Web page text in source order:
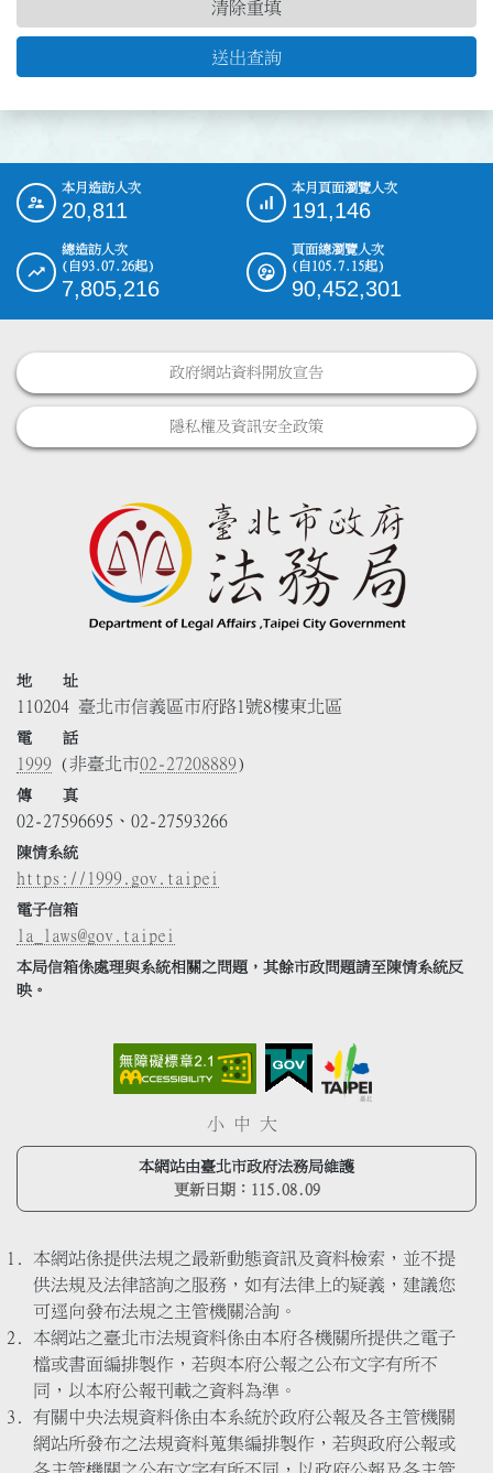
送出查詢
清除重填
::: 本月造訪人次
20,811
本月頁面瀏覽人次
191,146
總造訪人次
(自93.07.26起)
7,805,216
頁面總瀏覽人次
(自105.7.15起)
90,452,301
政府網站資料開放宣告
隱私權及資訊安全政策
地 址
110204 臺北市信義區市府路1號8樓東北區
電 話
1999 (非臺北市02-27208889)
傳 真
02-27596695、02-27593266
陳情系統
https://1999.gov.taipei
電子信箱
la_laws@gov.taipei
本局信箱係處理與系統相關之問題，其餘市政問題請至陳情系統反
映。
小 中 大
本網站由臺北市政府法務局維護
更新日期： 115.08.09
本網站係提供法規之最新動態資訊及資料檢索，並不提
供法規及法律諮詢之服務，如有法律上的疑義，建議您
可逕向發布法規之主管機關洽詢。
本網站之臺北市法規資料係由本府各機關所提供之電子
檔或書面編排製作，若與本府公報之公布文字有所不
同，以本府公報刊載之資料為準。
有關中央法規資料係由本系統於政府公報及各主管機關
網站所發布之法規資料蒐集編排製作，若與政府公報或
各主管機關之公布文字有所不同，以政府公報及各主管